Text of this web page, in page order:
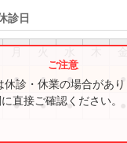
診日
● ● ● ●
● ● ●
休診・休業の場合があ
直接ご確認ください。